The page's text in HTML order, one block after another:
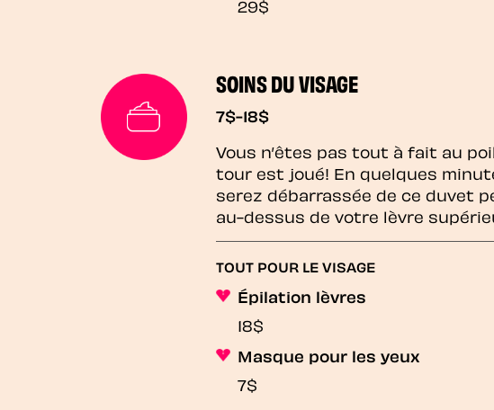
29$
SOINS DU VISAGE
7$-18$
Vous n’êtes pas tout à fait au
tour est joué! En quelques
serez débarrassée de ce duvet
au-dessus de votre lèvre
TOUT POUR LE VISAGE
Épilation lèvres
18$
Masque pour les yeux
7$